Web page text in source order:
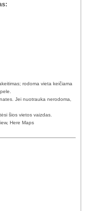
rodoma vieta keičiama
Jei nuotrauka nerodoma,
šios vietos vaizdas.
Here Maps